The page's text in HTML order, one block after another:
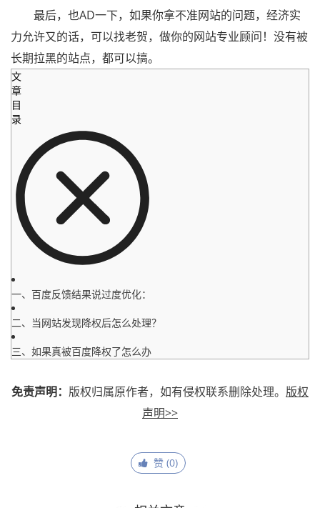
最后，也AD一下，如果你拿不准网站的问题，经济实
力允许又的话，可以找老贺，做你的网站专业顾问！没有被
长期拉黑的站点，都可以搞。
文
章
目
录
一、百度反馈结果说过度优化：
二、当网站发现降权后怎么处理？
三、如果真被百度降权了怎么办
免责声明： 版权归属原作者，如有侵权联系删除处理。 版权
声明>>
赞 (0)